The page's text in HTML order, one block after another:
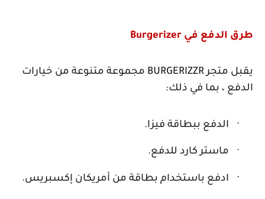
طرق الدفع في Burgerizer
يقبل متجرBURGERIZZR مجموعة متنوعة من خيارات
الدفع ، بما في ذلك:
· الدفع ببطاقة فيزا.
· ماستر كارد للدفع.
· ادفع باستخدام بطاقة من أمريكان إكسبريس.